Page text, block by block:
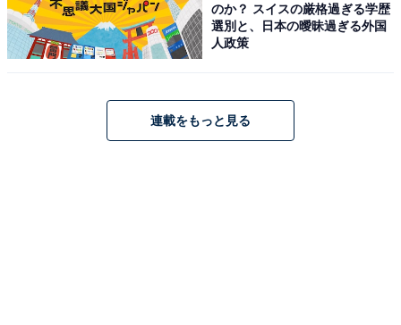
1 2
のか？ スイスの厳格過ぎる学歴
選別と、日本の曖昧過ぎる外国
人政策
連載をもっと見る